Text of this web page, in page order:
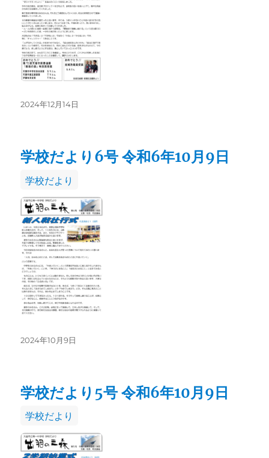
ー
投
2024年12月14日
学校だより6号 令和6年10月9日
カ
テ
ゴ
リ
ー
学校だより
投
2024年10月9日
学校だより5号 令和6年10月9日
カ
テ
ゴ
学校だより